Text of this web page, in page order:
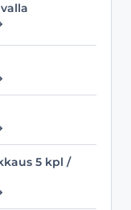
5 kpl /